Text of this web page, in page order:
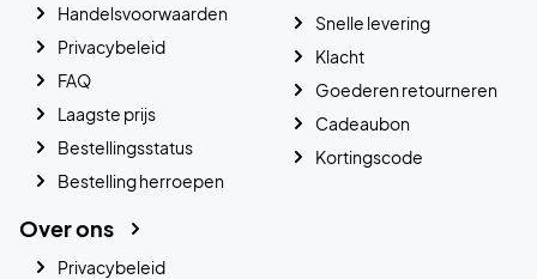
Handelsvoorwaarden
Privacybeleid
FAQ
Laagste prijs
Bestellingsstatus
Bestelling herroepen
Snelle levering
Klacht
Goederen retourneren
Cadeaubon
Kortingscode
Over ons
Privacybeleid